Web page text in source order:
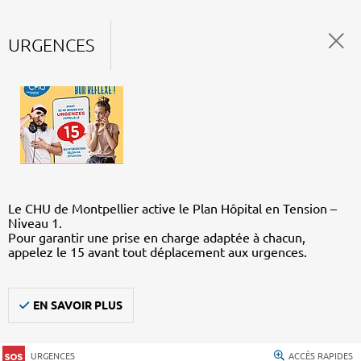
URGENCES
Le CHU de Montpellier active le Plan Hôpital en Tension –
Niveau 1.
Pour garantir une prise en charge adaptée à chacun,
appelez le 15 avant tout déplacement aux urgences.
EN SAVOIR PLUS
URGENCES ACCÈS RAPIDES